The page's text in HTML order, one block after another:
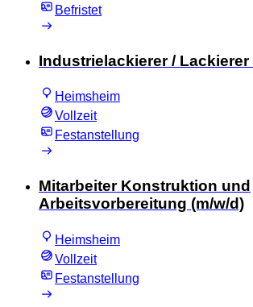
Befristet
Industrielackierer / Lackierer
Heimsheim
Vollzeit
Festanstellung
Mitarbeiter Konstruktion und
Arbeitsvorbereitung (m/w/d)
Heimsheim
Vollzeit
Festanstellung